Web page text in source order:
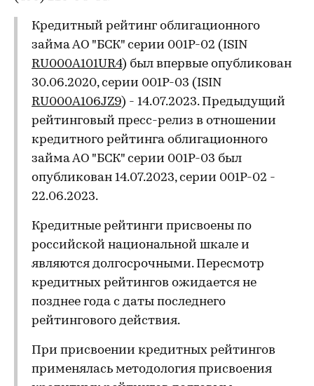
Кредитный рейтинг облигационного
займа АО "БСК" серии 001P-02 (ISIN
RU000A101UR4) был впервые опубликован
30.06.2020, серии 001P-03 (ISIN
RU000A106JZ9) - 14.07.2023. Предыдущий
рейтинговый пресс-релиз в отношении
кредитного рейтинга облигационного
займа АО "БСК" серии 001P-03 был
опубликован 14.07.2023, серии 001P-02 -
22.06.2023.
Кредитные рейтинги присвоены по
российской национальной шкале и
являются долгосрочными. Пересмотр
кредитных рейтингов ожидается не
позднее года с даты последнего
рейтингового действия.
При присвоении кредитных рейтингов
применялась методология присвоения